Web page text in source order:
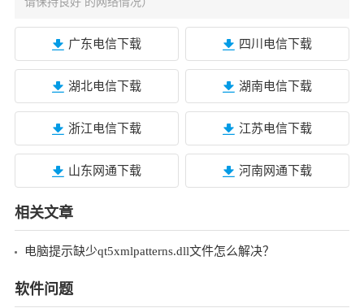
广东电信下载 四川电信下载
湖北电信下载 湖南电信下载
浙江电信下载 江苏电信下载
山东网通下载 河南网通下载
相关文章
电脑提示缺少qt5xmlpatterns.dll文件怎么解决？
软件问题